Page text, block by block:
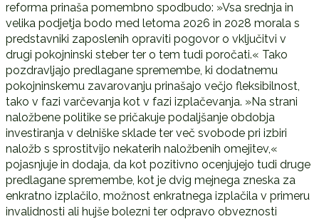
reforma prinaša pomembno spodbudo: »Vsa srednja in
velika podjetja bodo med letoma 2026 in 2028 morala s
predstavniki zaposlenih opraviti pogovor o vključitvi v
drugi pokojninski steber ter o tem tudi poročati.« Tako
pozdravljajo predlagane spremembe, ki dodatnemu
pokojninskemu zavarovanju prinašajo večjo fleksibilnost,
tako v fazi varčevanja kot v fazi izplačevanja. »Na strani
naložbene politike se pričakuje podaljšanje obdobja
investiranja v delniške sklade ter več svobode pri izbiri
naložb s sprostitvijo nekaterih naložbenih omejitev,«
pojasnjuje in dodaja, da kot pozitivno ocenjujejo tudi druge
predlagane spremembe, kot je dvig mejnega zneska za
enkratno izplačilo, možnost enkratnega izplačila v primeru
invalidnosti ali hujše bolezni ter odpravo obveznosti